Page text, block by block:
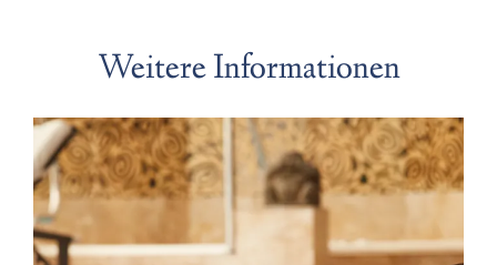
Weitere Informationen